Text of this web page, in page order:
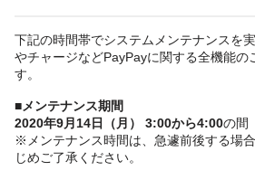
下記の時間帯でシステムメンテナンスを
やチャージなどPayPayに関する全機能の
す。
■メンテナンス期間
2020年9月14日（月） 3:00から4:00の間
※メンテナンス時間は、急遽前後する場
じめご了承ください。